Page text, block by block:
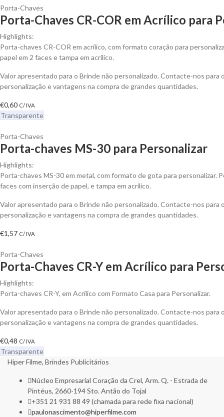
Porta-Chaves
Porta-Chaves CR-COR em Acrílico para
Highlights:
Porta-chaves CR-COR em acrílico, com formato coração para
papel em 2 faces e tampa em acrílico.
Valor apresentado para o Brinde não personalizado. Contacte-nos para
personalização e vantagens na compra de grandes quantidades.
€0,60 C/ IVA
Transparente
Porta-Chaves
Porta-chaves MS-30 para Personalizar
Highlights:
Porta-chaves MS-30 em metal, com formato de gota para personalizar.
faces com inserção de papel, e tampa em acrílico.
Valor apresentado para o Brinde não personalizado. Contacte-nos para
personalização e vantagens na compra de grandes quantidades.
€1,57 C/ IVA
Porta-Chaves
Porta-Chaves CR-Y em Acrílico para
Highlights:
Porta-chaves CR-Y, em Acrílico com Formato Casa para Personalizar.
Valor apresentado para o Brinde não personalizado. Contacte-nos para
personalização e vantagens na compra de grandes quantidades.
€0,48 C/ IVA
Transparente
Hiper Filme, Brindes Publicitários
Núcleo Empresarial Coração da Crel, Arm. Q. - Estrada de
Pintéus, 2660-194 Sto. Antão do Tojal
+351 21 931 88 49 (chamada para rede fixa nacional)
paulonascimento@hiperfilme.com